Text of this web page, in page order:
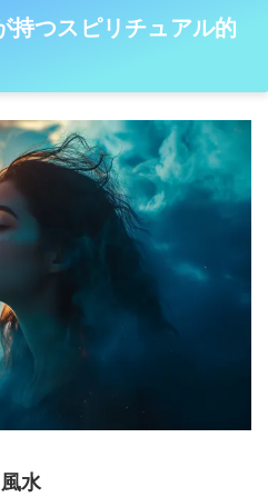
持つスピリチュアル的
水